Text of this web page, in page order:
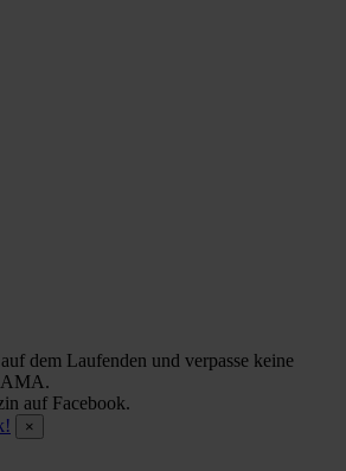
dem Laufenden und verpasse keine
auf Facebook.
×